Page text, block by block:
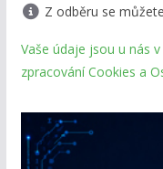
Z odběru se
Vaše údaje jsou u nás
zpracování Cookies a